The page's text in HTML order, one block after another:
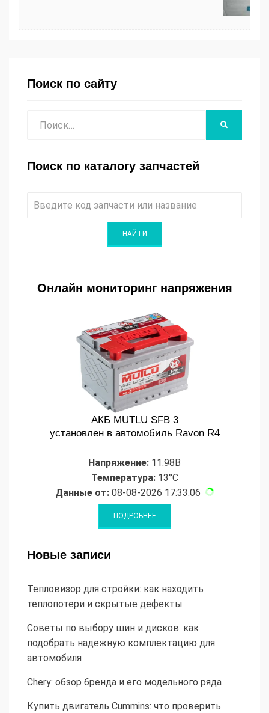
Поиск по сайту
Поиск по каталогу запчастей
Онлайн мониторинг напряжения
АКБ MUTLU SFB 3
установлен в автомобиль Ravon R4
Напряжение: 11.98В
Температура:13°C
Данные от: 08-08-2026 17:33:06
Новые записи
Тепловизор для стройки: как находить
теплопотери и скрытые дефекты
Советы по выбору шин и дисков: как
подобрать надежную комплектацию для
автомобиля
Chery: обзор бренда и его модельного ряда
Купить двигатель Cummins: что проверить